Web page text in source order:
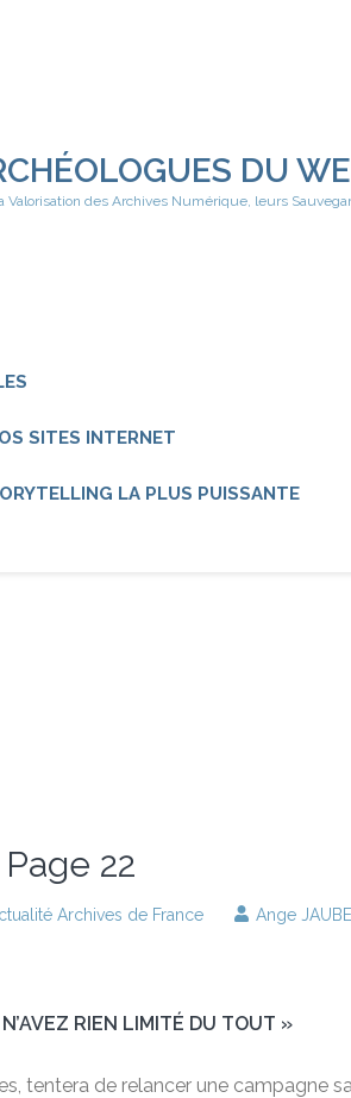
DU
Valorisation des Archives Numérique, leurs
SITES INTERNET
LA PLUS PUISSANTE
22
Archives de France Ange
RIEN LIMITÉ DU TOUT »
tentera de relancer une campagne